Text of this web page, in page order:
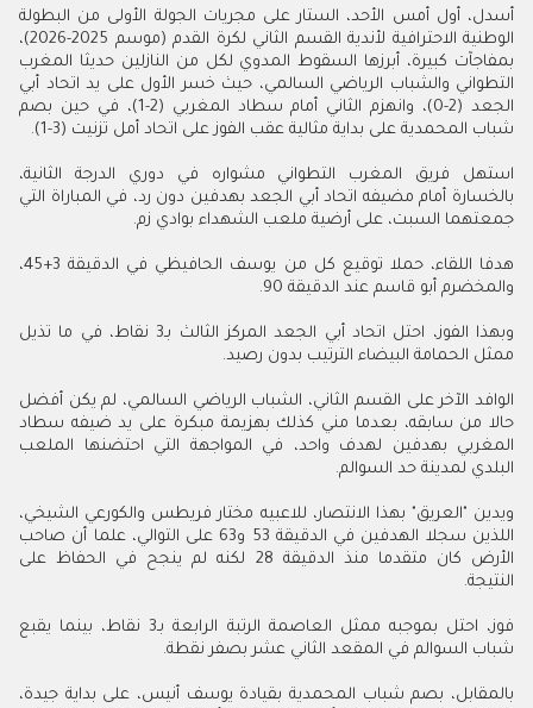
أسدل، أول أمس الأحد، الستار على مجريات الجولة الأولى من البطولة
الوطنية الاحترافية لأندية القسم الثاني لكرة القدم (موسم 2025-2026)،
بمفاجآت كبيرة، أبرزها السقوط المدوي لكل من النازلين حديثا المغرب
التطواني والشباب الرياضي السالمي، حيث خسر الأول على يد اتحاد أبي
الجعد (2-0)، وانهزم الثاني أمام سطاد المغربي (2-1)، في حين بصم
شباب المحمدية على بداية مثالية عقب الفوز على اتحاد أمل تزنيت (3-1).
استهل فريق المغرب التطواني مشواره في دوري الدرجة الثانية،
بالخسارة أمام مضيفه اتحاد أبي الجعد بهدفين دون رد، في المباراة التي
جمعتهما السبت، على أرضية ملعب الشهداء بوادي زم.
هدفا اللقاء، حملا توقيع كل من يوسف الحافيظي في الدقيقة 3+45،
والمخضرم أبو قاسم عند الدقيقة 90
.
وبهذا الفوز، احتل اتحاد أبي الجعد المركز الثالث بـ3 نقاط، في ما تذيل
ممثل الحمامة البيضاء الترتيب بدون رصيد.
الوافد الآخر على القسم الثاني، الشباب الرياضي السالمي، لم يكن أفضل
حالا من سابقه، بعدما مني كذلك بهزيمة مبكرة على يد ضيفه سطاد
المغربي بهدفين لهدف واحد، في المواجهة التي احتضنها الملعب
البلدي لمدينة حد السوالم.
ويدين "العريق" بهذا الانتصار، للاعبيه مختار فريطس والكورعي الشيخي،
اللذين سجلا الهدفين في الدقيقة 53 و63 على التوالي، علما أن صاحب
الأرض كان متقدما منذ الدقيقة 28 لكنه لم ينجح في الحفاظ على
النتيجة.
فوز، احتل بموجبه ممثل العاصمة الرتبة الرابعة بـ3 نقاط، بينما يقبع
شباب السوالم في المقعد الثاني عشر بصفر نقطة.
بالمقابل، بصم شباب المحمدية بقيادة يوسف أنيس، على بداية جيدة،